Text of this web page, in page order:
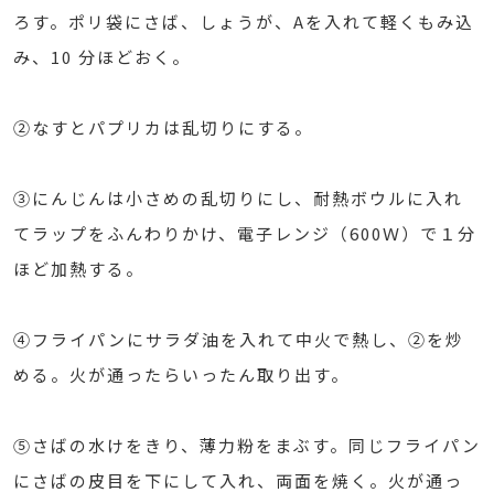
ろす。ポリ袋にさば、しょうが、Aを入れて軽くもみ込
み、10 分ほどおく。
②なすとパプリカは乱切りにする。
③にんじんは小さめの乱切りにし、耐熱ボウルに入れ
てラップをふんわりかけ、電子レンジ（600Ｗ）で１分
ほど加熱する。
④フライパンにサラダ油を入れて中火で熱し、②を炒
める。火が通ったらいったん取り出す。
⑤さばの水けをきり、薄力粉をまぶす。同じフライパン
にさばの皮目を下にして入れ、両面を焼く。火が通っ